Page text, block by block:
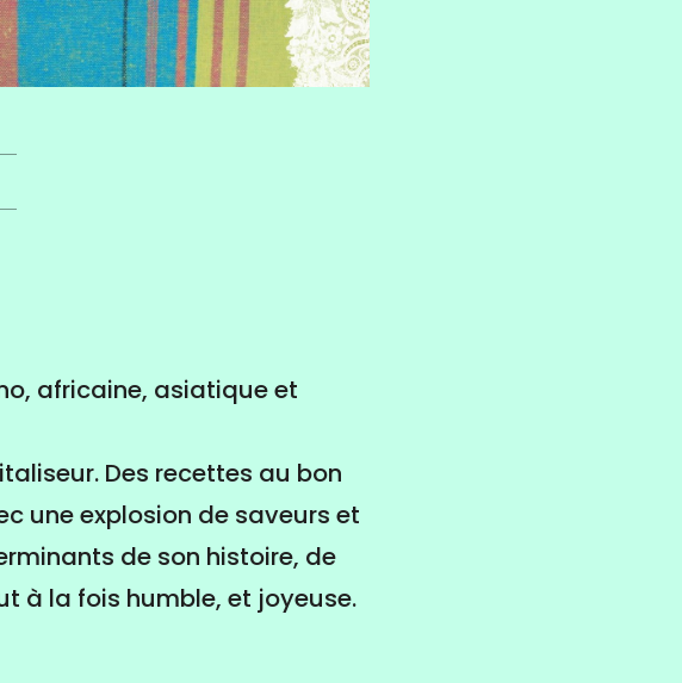
africaine, asiatique et
Des recettes au bon
une explosion de saveurs et
de son histoire, de
à la fois humble, et joyeuse.